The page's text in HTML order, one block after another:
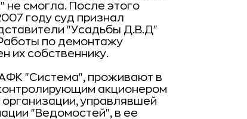
не смогла. После этого
году суд признал
"Усадьбы Д.В.Д"
по демонтажу
их собственнику.
"Система", проживают в
акционером
управлявшей
"Ведомостей", в ее